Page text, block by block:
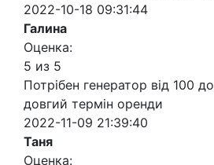
2022-10-18 09:31:44
Галина
Оценка:
5 из 5
Потрібен генератор від 100
довгий термін оренди
2022-11-09 21:39:40
Таня
Оценка: